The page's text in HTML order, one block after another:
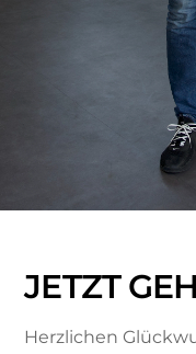
JETZT
Herzlichen